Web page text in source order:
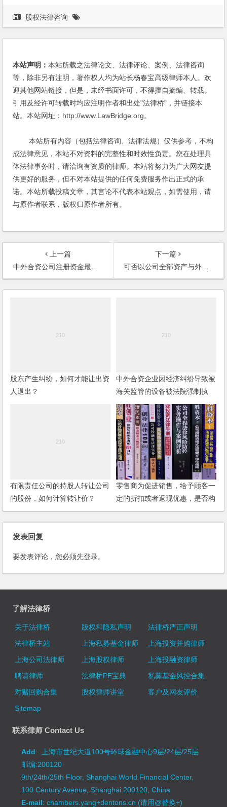
股权法律咨询
本站声明：本站所载之法律论文、法律评论、案例、法律咨询
等，除非另有注明，著作权人均为站长杨春宝高级律师本人。欢
迎其他网站链接，但是，未经书面许可，不得擅自摘编、转载。
引用及经许可转载时均应注明作者和出处"法律桥"，并链接本
站。本站网址：http://www.LawBridge.org。
本站所有内容（包括法律咨询、法律法规）仅供参考，不构
成法律意见，本站不对资料的完整性和时效性负责。您在处理具
体法律事务时，请洽询有资质的律师。本站将努力为广大网友提
供更好的服务，但不对本站提供的任何免费服务作出正式的承
诺。本站所载投稿文章，其言论不代表本站观点，如需使用，请
与原作者联系，版权归原作者所有。
上一篇
中外合资公司注册资金最低是多少？能否分期出资？
下一篇
可否以公司全部资产与外商合资?
股东产生纠纷，如何才能让出资
人退出？
中外合资企业因经济纠纷导致被
海关监管的设备被法院强制执
行，企业对该设备是否需补税?
有限责任公司的持股人转让公司
的股份，如何计算转让价？
零售商为促进销售，给予顾客一
定的折扣或者返现优惠，是否构
成商业贿赂？
发表回复
要发表评论，您必须先登录。
了解法律桥
关于法律桥 版权和隐私声明
法律桥严正声明
法律桥主站
上海私募基金律师
上海投资并购律师
上海公司法律师
上海股权律师
上海投融资律师
聘请律师
法律桥PE宝典
私募基金风控合集
对赌回购合集
股权律师讲堂
客户及网友评价
Sitemap
联系律师 Contact Us
Add: 上海市世纪大道100号环球金融中心9层/24层/25层
邮编:200120
9th/24th/25th Floor, Shanghai World Financial Center,
100 Century Avenue, Shanghai 200120, China
E-mail: chambers.yang+dentons.cn (请用@替换+)